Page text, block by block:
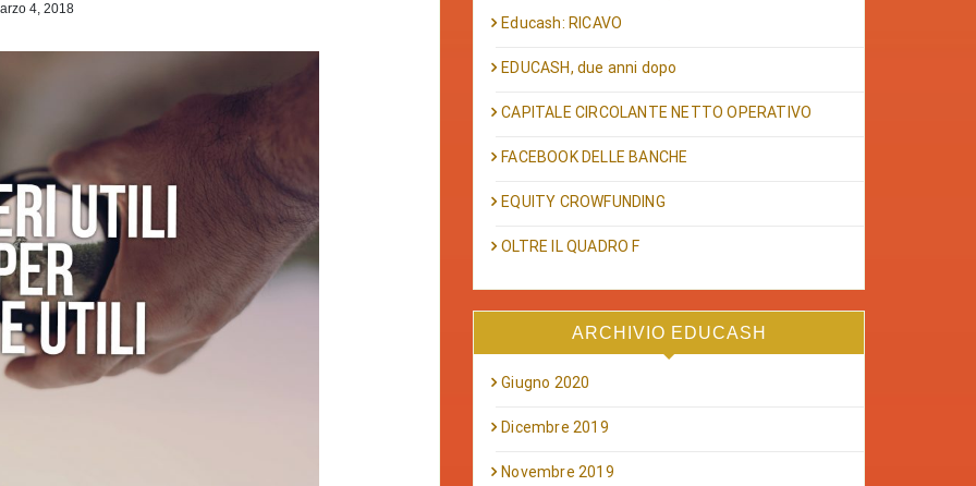
4, 2018
Educash: RICAVO
EDUCASH, due anni dopo
CAPITALE CIRCOLANTE NETTO OPERATIVO
FACEBOOK DELLE BANCHE
EQUITY CROWFUNDING
OLTRE IL QUADRO F
ARCHIVIO EDUCASH
Giugno 2020
Dicembre 2019
Novembre 2019